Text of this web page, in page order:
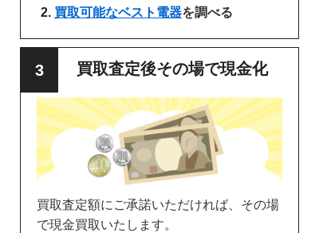
買取可能なベスト電器を調べる
買取査定後その場で現金化
買取査定額にご承諾いただければ、その場
で現金買取いたします。